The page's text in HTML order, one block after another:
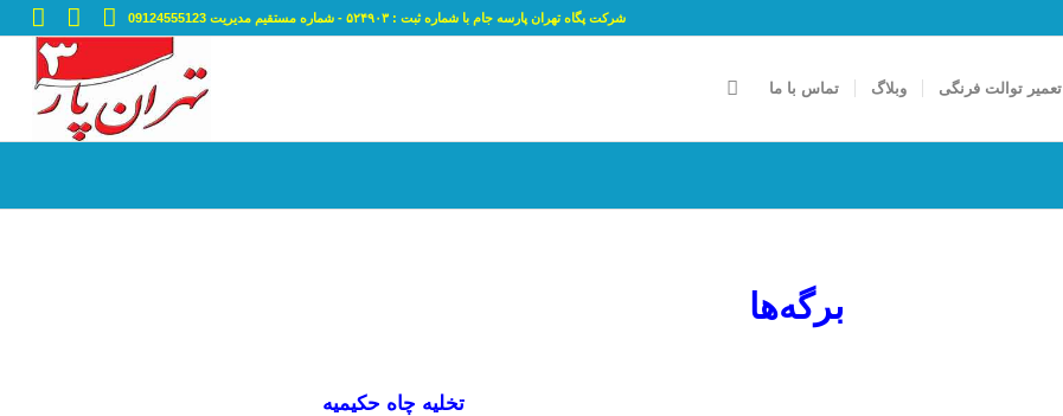
شرکت پگاه تهران پارسه جام با شماره ثبت : ۵۲۴۹۰۳ - شماره مستقیم مدیریت 09124555123
تعمیر توالت فرنگی وبلاگ تماس با ما
برگه‌ها
تخلیه چاه حکیمیه